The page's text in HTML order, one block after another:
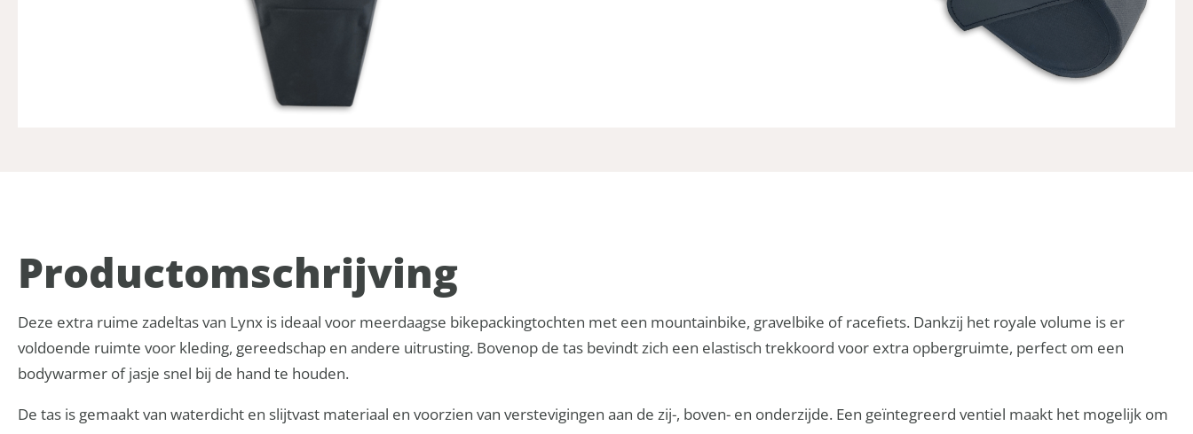
Product­omschrijving
Deze extra ruime zadeltas van Lynx is ideaal voor meerdaagse bikepackingtochten met een mountainbike, gravelbike of racefiets. Dankzij het royale volume is er
voldoende ruimte voor kleding, gereedschap en andere uitrusting. Bovenop de tas bevindt zich een elastisch trekkoord voor extra opbergruimte, perfect om een
bodywarmer of jasje snel bij de hand te houden.
De tas is gemaakt van waterdicht en slijtvast materiaal en voorzien van verstevigingen aan de zij-, boven- en onderzijde. Een geïntegreerd ventiel maakt het mogelijk om